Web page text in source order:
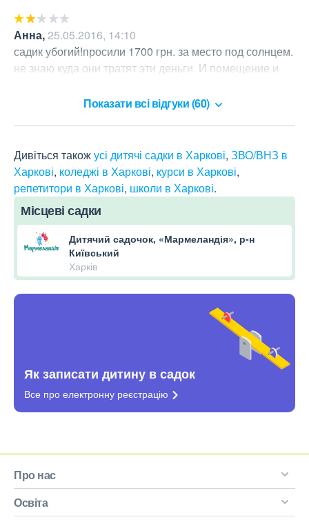
Анна,25.05.2016, 14:10
садик убогий!просили 1700 грн. за место под солнцем.
не знаю куда они тратят эти деньги. И помещение и
Показати всі відгуки (60)
Дивіться такожусі дитячі садки в Харкові, ЗВО/ВНЗ в
Харкові, коледжі в Харкові, курси в Харкові,
репетитори в Харкові, школи в Харкові.
Місцеві садки
Дитячий садочок, «Мармеландія», р-н
Київський
Харків
Як записати дитину в садок
Все про електронну реєстрацію
Про нас
Освіта